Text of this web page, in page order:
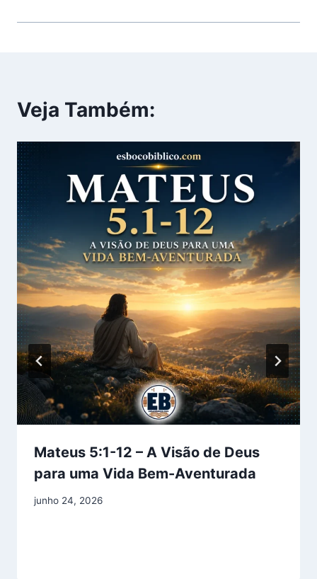
Veja Também:
Mateus 5:1-12 – A Visão de Deus
para uma Vida Bem-Aventurada
junho 24, 2026